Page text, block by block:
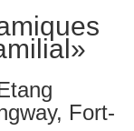
Fort-